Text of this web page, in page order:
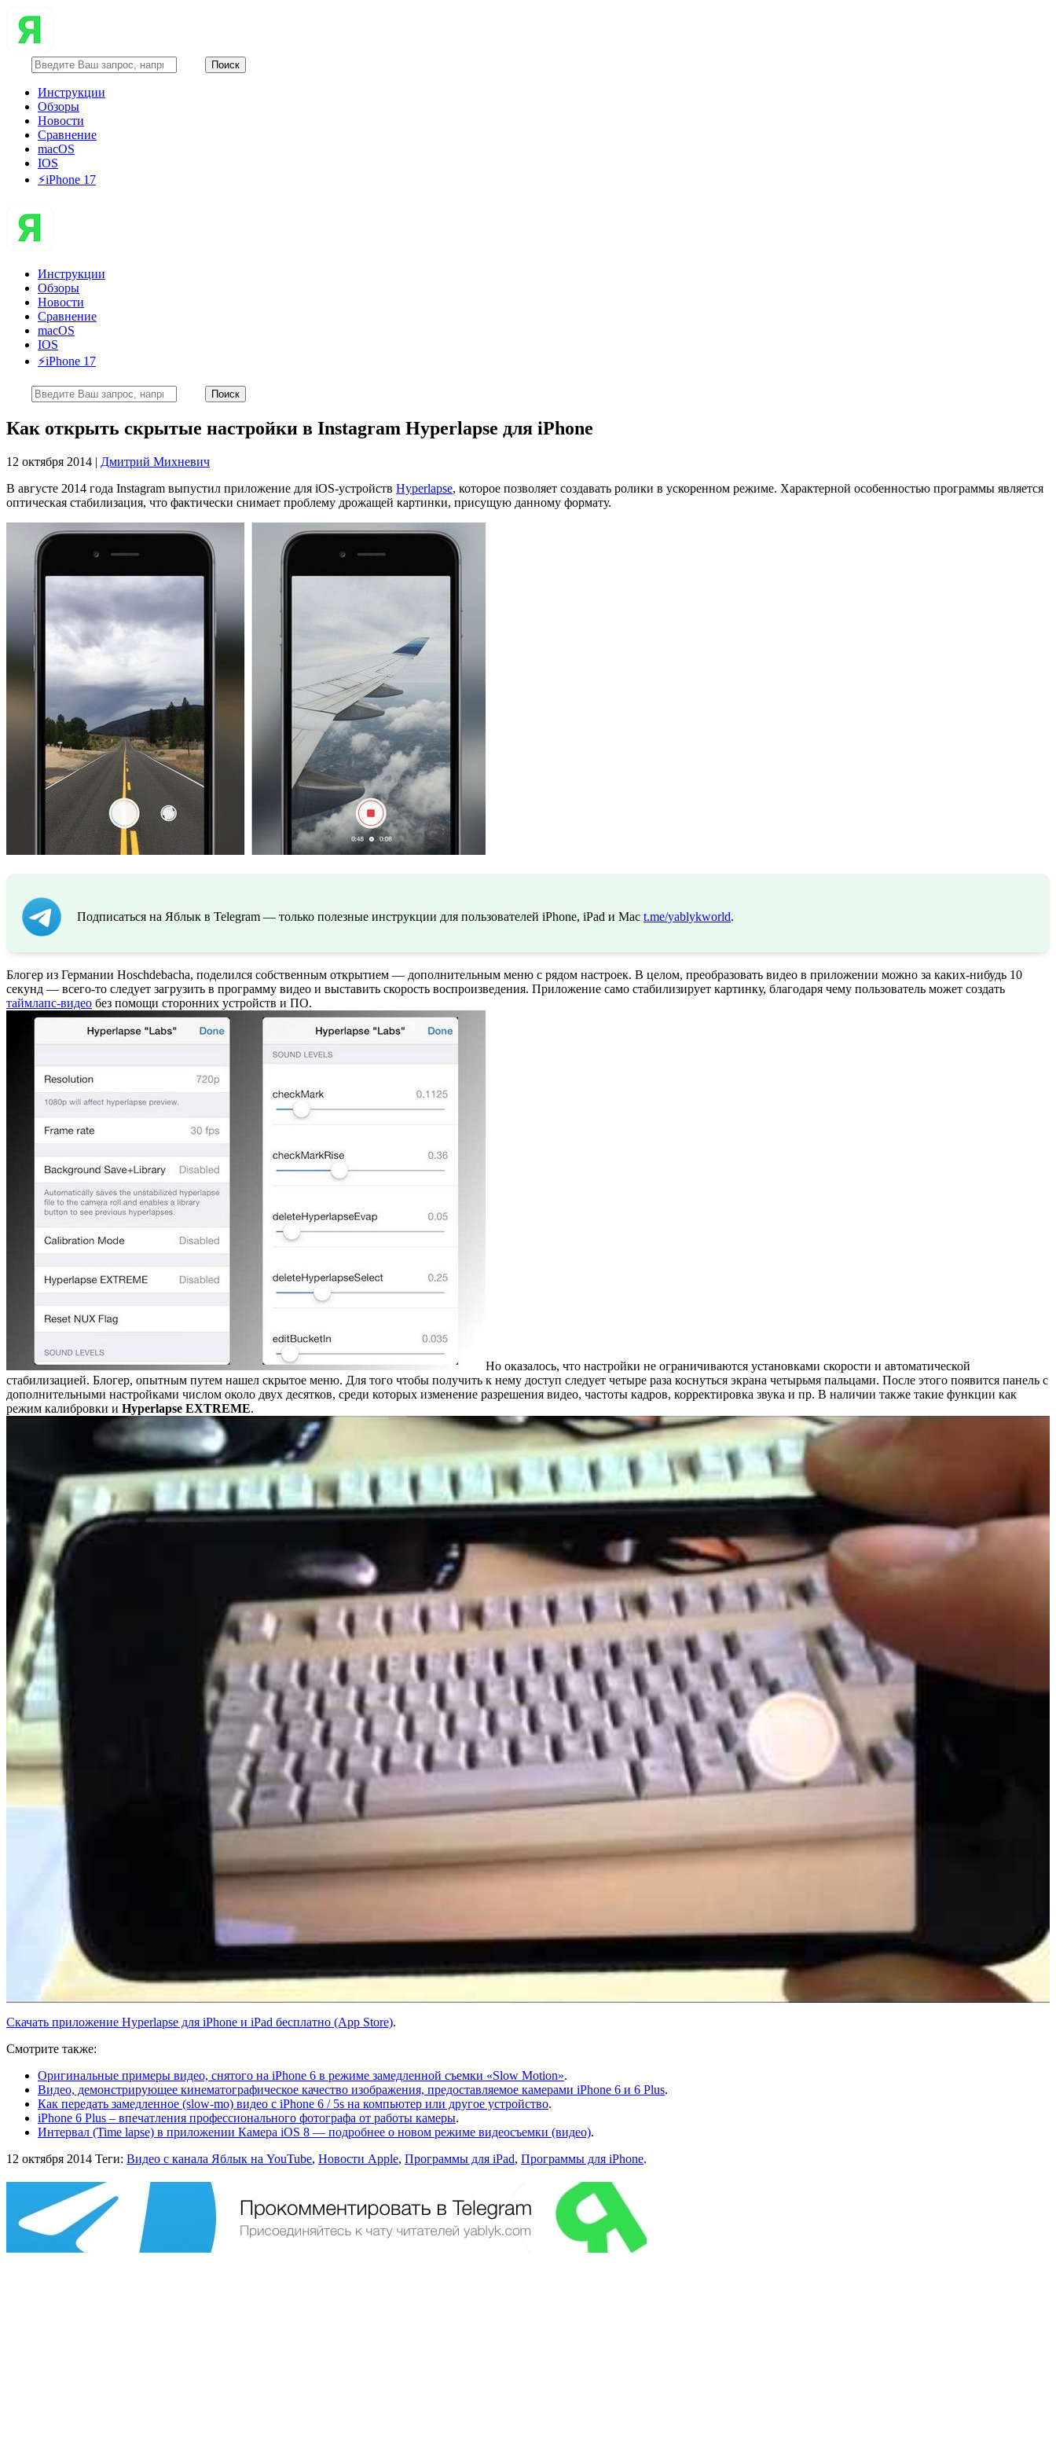
Инструкции
Обзоры
Новости
Сравнение
macOS
IOS
⚡️iPhone 17
Инструкции
Обзоры
Новости
Сравнение
macOS
IOS
⚡️iPhone 17
Как открыть скрытые настройки в Instagram Hyperlapse для iPhone
12 октября 2014 | Дмитрий Михневич
В августе 2014 года Instagram выпустил приложение для iOS-устройств Hyperlapse, которое позволяет создавать ролики в ускоренном режиме. Характерной особенностью программы является
оптическая стабилизация, что фактически снимает проблему дрожащей картинки, присущую данному формату.
Подписаться на Яблык в Telegram — только полезные инструкции для пользователей iPhone, iPad и Mac t.me/yablykworld.
Блогер из Германии Hoschdebacha, поделился собственным открытием — дополнительным меню с рядом настроек. В целом, преобразовать видео в приложении можно за каких-нибудь 10
секунд — всего-то следует загрузить в программу видео и выставить скорость воспроизведения. Приложение само стабилизирует картинку, благодаря чему пользователь может создать
таймлапс-видео без помощи сторонних устройств и ПО.
Но оказалось, что настройки не ограничиваются установками скорости и автоматической
стабилизацией. Блогер, опытным путем нашел скрытое меню. Для того чтобы получить к нему доступ следует четыре раза коснуться экрана четырьмя пальцами. После этого появится панель с
дополнительными настройками числом около двух десятков, среди которых изменение разрешения видео, частоты кадров, корректировка звука и пр. В наличии также такие функции как
режим калибровки и Hyperlapse EXTREME.
Скачать приложение Hyperlapse для iPhone и iPad бесплатно (App Store).
Смотрите также:
Оригинальные примеры видео, снятого на iPhone 6 в режиме замедленной съемки «Slow Motion».
Видео, демонстрирующее кинематографическое качество изображения, предоставляемое камерами iPhone 6 и 6 Plus.
Как передать замедленное (slow-mo) видео с iPhone 6 / 5s на компьютер или другое устройство.
iPhone 6 Plus – впечатления профессионального фотографа от работы камеры.
Интервал (Time lapse) в приложении Камера iOS 8 — подробнее о новом режиме видеосъемки (видео).
12 октября 2014 Теги: Видео с канала Яблык на YouTube, Новости Apple, Программы для iPad, Программы для iPhone.